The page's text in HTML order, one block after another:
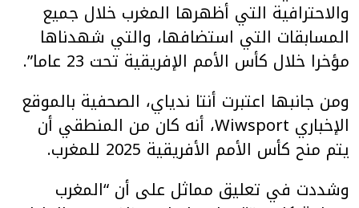
والاحترافية التي أظهرها المغرب خلال جميع
المسابقات التي استضافها، والتي شهدناها
مؤخرا خلال كأس الأمم الإفريقية تحت 23 عاما”.
ومن جانبها اعتبرت أنتا ندياي، الصحفية بالموقع
الإخباري Wiwsport، أنه كان من المنطقي أن
يتم منح كأس الأمم الأفريقية 2025 للمغرب.
وشددت في تعليق مماثل على أن “المغرب